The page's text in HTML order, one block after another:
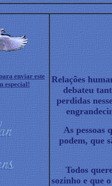
enviar este
especial!
Relações
debateu
perdidas
As pessoas
podem, que
Todos
sozinho e que